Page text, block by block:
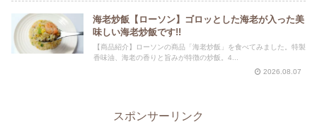
海老炒飯【ローソン】ゴロッとした海老が入った美
味しい海老炒飯です!!
【商品紹介】ローソンの商品「海老炒飯」を食べてみました。特製
香味油、海老の香りと旨みが特徴の炒飯。4...
2026.08.07
スポンサーリンク